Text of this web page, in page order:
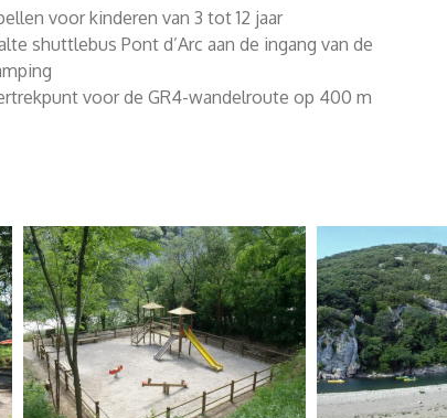
voor kinderen van 3 tot 12 jaar
shuttlebus Pont d’Arc aan de ingang van de
voor de GR4-wandelroute op 400 m